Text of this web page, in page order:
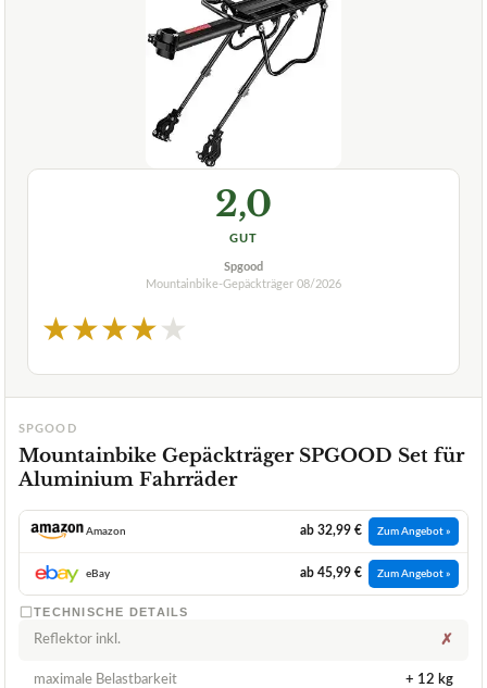
2,0
GUT
Spgood
Mountainbike-Gepäckträger 08/2026
★★★★★
SPGOOD
Mountainbike Gepäckträger SPGOOD Set für
Aluminium Fahrräder
Amazon ab 32,99 € Zum Angebot »
eBay ab 45,99 € Zum Angebot »
TECHNISCHE DETAILS
Reflektor inkl. ✗
maximale Belastbarkeit + 12 kg